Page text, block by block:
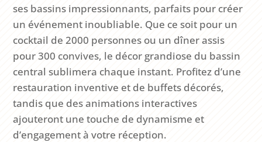
ses bassins impressionnants, parfaits pour créer
un événement inoubliable. Que ce soit pour un
cocktail de 2000 personnes ou un dîner assis
pour 300 convives, le décor grandiose du bassin
central sublimera chaque instant. Profitez d’une
restauration inventive et de buffets décorés,
tandis que des animations interactives
ajouteront une touche de dynamisme et
d’engagement à votre réception.